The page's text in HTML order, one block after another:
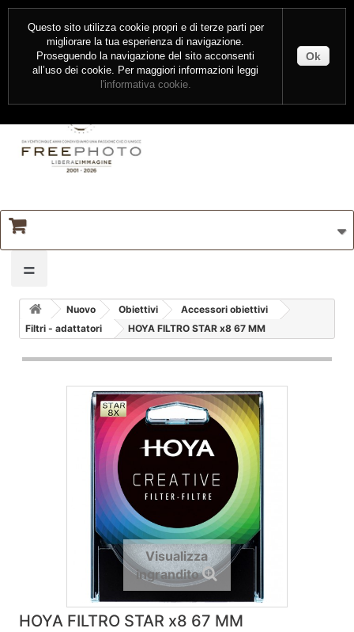
=
Nuovo Obiettivi
Accessori obiettivi
Filtri - adattatori
HOYA FILTRO STAR x8 67 MM
Visualizza
ingrandito
HOYA FILTRO STAR x8 67 MM
Questo sito utilizza cookie propri e di terze parti per
migliorare la tua esperienza di navigazione.
Proseguendo la navigazione del sito acconsenti
all’uso dei cookie. Per maggiori informazioni leggi
l'informativa cookie.
Ok